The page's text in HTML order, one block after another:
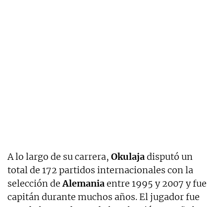
A lo largo de su carrera, Okulajadisputó un
total de 172 partidos internacionales con la
selección deAlemaniaentre 1995 y 2007 y fue
capitán durante muchos años. El jugador fue